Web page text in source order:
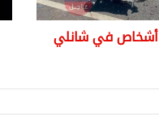
حادث مؤلم يودي بحياة 3 أشخاص في شانلي